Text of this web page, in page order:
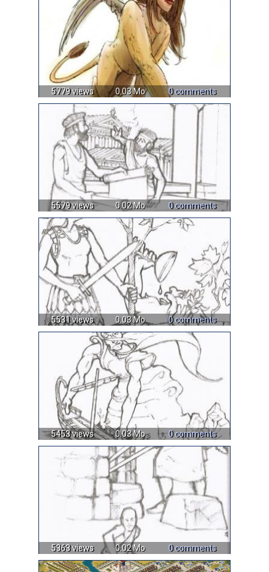
5779 views 0.03 Mo 0 comments
5579 views 0.02 Mo 0 comments
5531 views 0.03 Mo 0 comments
5453 views 0.03 Mo 0 comments
5363 views 0.02 Mo 0 comments